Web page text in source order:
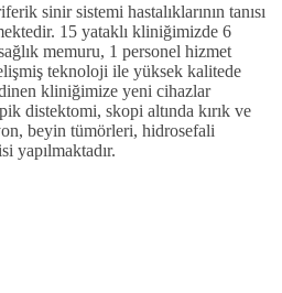
sinir sistemi hastalıklarının tanısı
15 yataklı kliniğimizde 6
memuru, 1 personel hizmet
teknoloji ile yüksek kalitede
kliniğimize yeni cihazlar
distektomi, skopi altında kırık ve
beyin tümörleri, hidrosefali
yapılmaktadır.